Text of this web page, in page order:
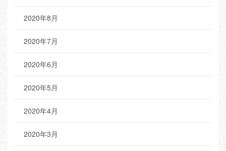
2020年8月
2020年7月
2020年6月
2020年5月
2020年4月
2020年3月